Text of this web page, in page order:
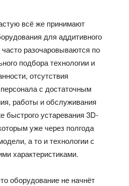
всё же принимают
для аддитивного
разочаровываются по
подбора технологии и
отсутствия
с достаточным
работы и обслуживания
быстрого устаревания 3D-
уже через полгода
а то и технологии с
характеристиками.
оборудование не начнёт